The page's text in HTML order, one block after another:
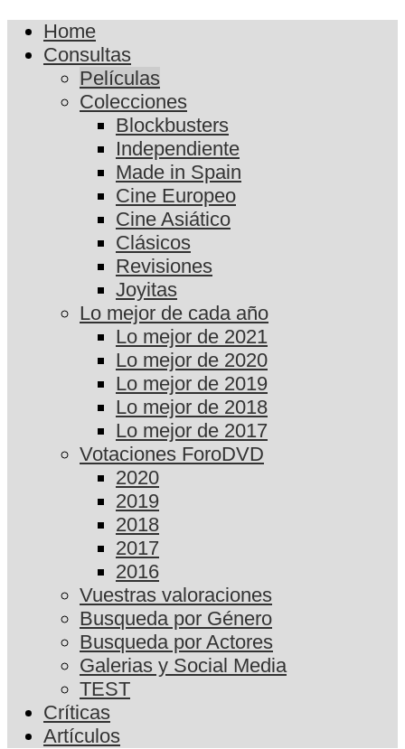
Home
Consultas
Películas
Colecciones
Blockbusters
Independiente
Made in Spain
Cine Europeo
Cine Asiático
Clásicos
Revisiones
Joyitas
Lo mejor de cada año
Lo mejor de 2021
Lo mejor de 2020
Lo mejor de 2019
Lo mejor de 2018
Lo mejor de 2017
Votaciones ForoDVD
2020
2019
2018
2017
2016
Vuestras valoraciones
Busqueda por Género
Busqueda por Actores
Galerias y Social Media
TEST
Críticas
Artículos